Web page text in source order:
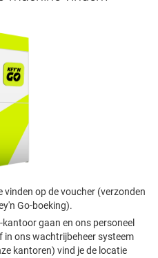
op de voucher (verzonden
Go-boeking).
gaan en ons personeel
in ons wachtrijbeheer systeem
kantoren) vind je de locatie